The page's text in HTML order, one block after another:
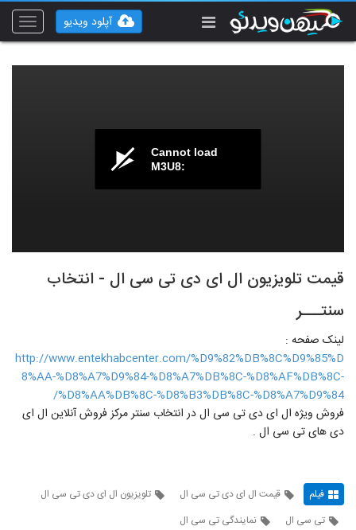
Toggle
آپلود ویدیو
Cannot load
M3U8:
قیمت تلویزیون ال ای دی تی سی ال - انتخاب
سنتـــر
لینک صفحه :
http://www.entekhabcenter.com/%D9%82%DB%8C%D9%85%D
8%AA-%D8%A7%D9%84-%D8%A7%DB%8C-%D8%AF%DB%8C-
%D8%AA%DB%8C-%D8%B3%DB%8C-%D8%A7%D9%84/
فروش ویژه ال ای دی تی سی ال در انتخاب سنتر مرکز فروش آنلاین ال ای
دی های تی سی ال .
فیلم قیمت ال ای دی تی سی ال
تلویزیون ال ای دی تی سی ال
تی سی ال
نمایندگی تی سی ال